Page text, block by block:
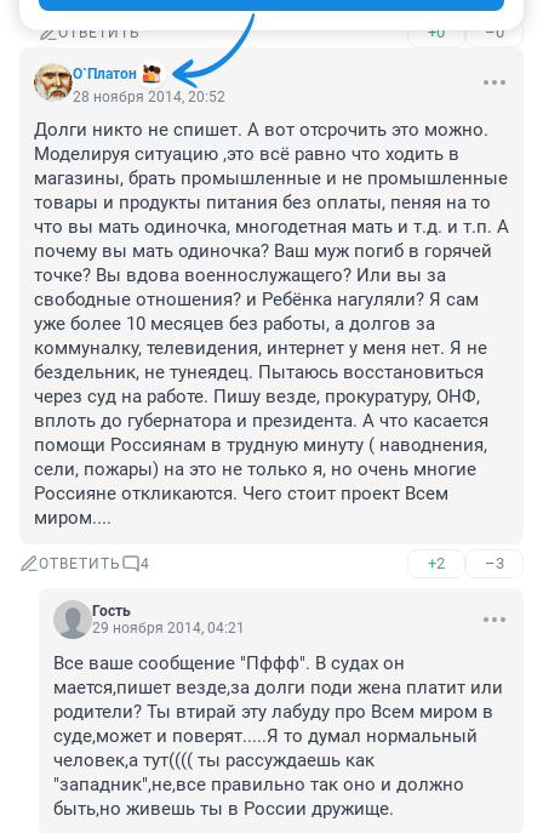
ОТВЕТИТЬ +0 –0
О`Платон
28 ноября 2014, 20:52
Долги никто не спишет. А вот отсрочить это можно.
Моделируя ситуацию ,это всё равно что ходить в
магазины, брать промышленные и не промышленные
товары и продукты питания без оплаты, пеняя на то
что вы мать одиночка, многодетная мать и т.д. и т.п. А
почему вы мать одиночка? Ваш муж погиб в горячей
точке? Вы вдова военнослужащего? Или вы за
свободные отношения? и Ребёнка нагуляли? Я сам
уже более 10 месяцев без работы, а долгов за
коммуналку, телевидения, интернет у меня нет. Я не
бездельник, не тунеядец. Пытаюсь восстановиться
через суд на работе. Пишу везде, прокуратуру, ОНФ,
вплоть до губернатора и президента. А что касается
помощи Россиянам в трудную минуту ( наводнения,
сели, пожары) на это не только я, но очень многие
Россияне откликаются. Чего стоит проект Всем
миром....
ОТВЕТИТЬ 4 +2 –3
Гость
29 ноября 2014, 04:21
Все ваше сообщение "Пффф". В судах он
мается,пишет везде,за долги поди жена платит или
родители? Ты втирай эту лабуду про Всем миром в
суде,может и поверят.....Я то думал нормальный
человек,а тут(((( ты рассуждаешь как
"западник",не,все правильно так оно и должно
быть,но живешь ты в России дружище.